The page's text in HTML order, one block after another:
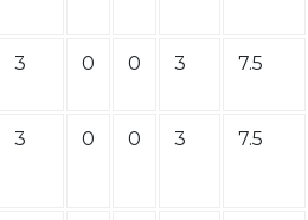
3 0 0 3 7.5
3 0 0 3 7.5